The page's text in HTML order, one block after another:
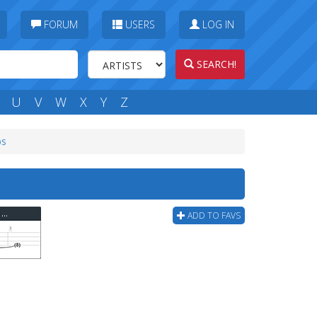
FORUM USERS LOG IN
SEARCH!
U V W X Y Z
ADD TO FAVS
Die Toten Hosen - Das Wort Zum Sonntag Bass Tab